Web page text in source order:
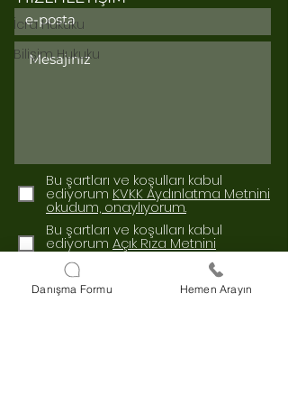
İcra Hukuku
Bilişim Hukuku
Bu şartları ve koşulları kabul
ediyorum KVKK Aydınlatma Metnini
okudum, onaylıyorum.
Bu şartları ve koşulları kabul
ediyorum Açık Rıza Metnini
okudum, onaylıyorum.
Gönder
Danışma Formu Hemen Arayın